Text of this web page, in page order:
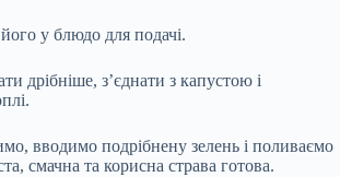
у блюдо для подачі.
дрібніше, з’єднати з капустою і
вводимо подрібнену зелень і поливаємо
смачна та корисна страва готова.